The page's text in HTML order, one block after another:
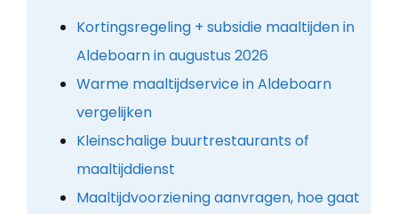
Kortingsregeling + subsidie maaltijden in
Aldeboarn in augustus 2026
Warme maaltijdservice in Aldeboarn
vergelijken
Kleinschalige buurtrestaurants of
maaltijddienst
Maaltijdvoorziening aanvragen, hoe gaat